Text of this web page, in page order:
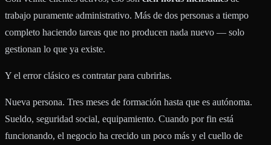
trabajo puramente administrativo. Más de dos personas a tiempo
completo haciendo tareas que no producen nada nuevo — solo
gestionan lo que ya existe.
Y el error clásico es contratar para cubrirlas.
Nueva persona. Tres meses de formación hasta que es autónoma.
Sueldo, seguridad social, equipamiento. Cuando por fin está
funcionando, el negocio ha crecido un poco más y el cuello de